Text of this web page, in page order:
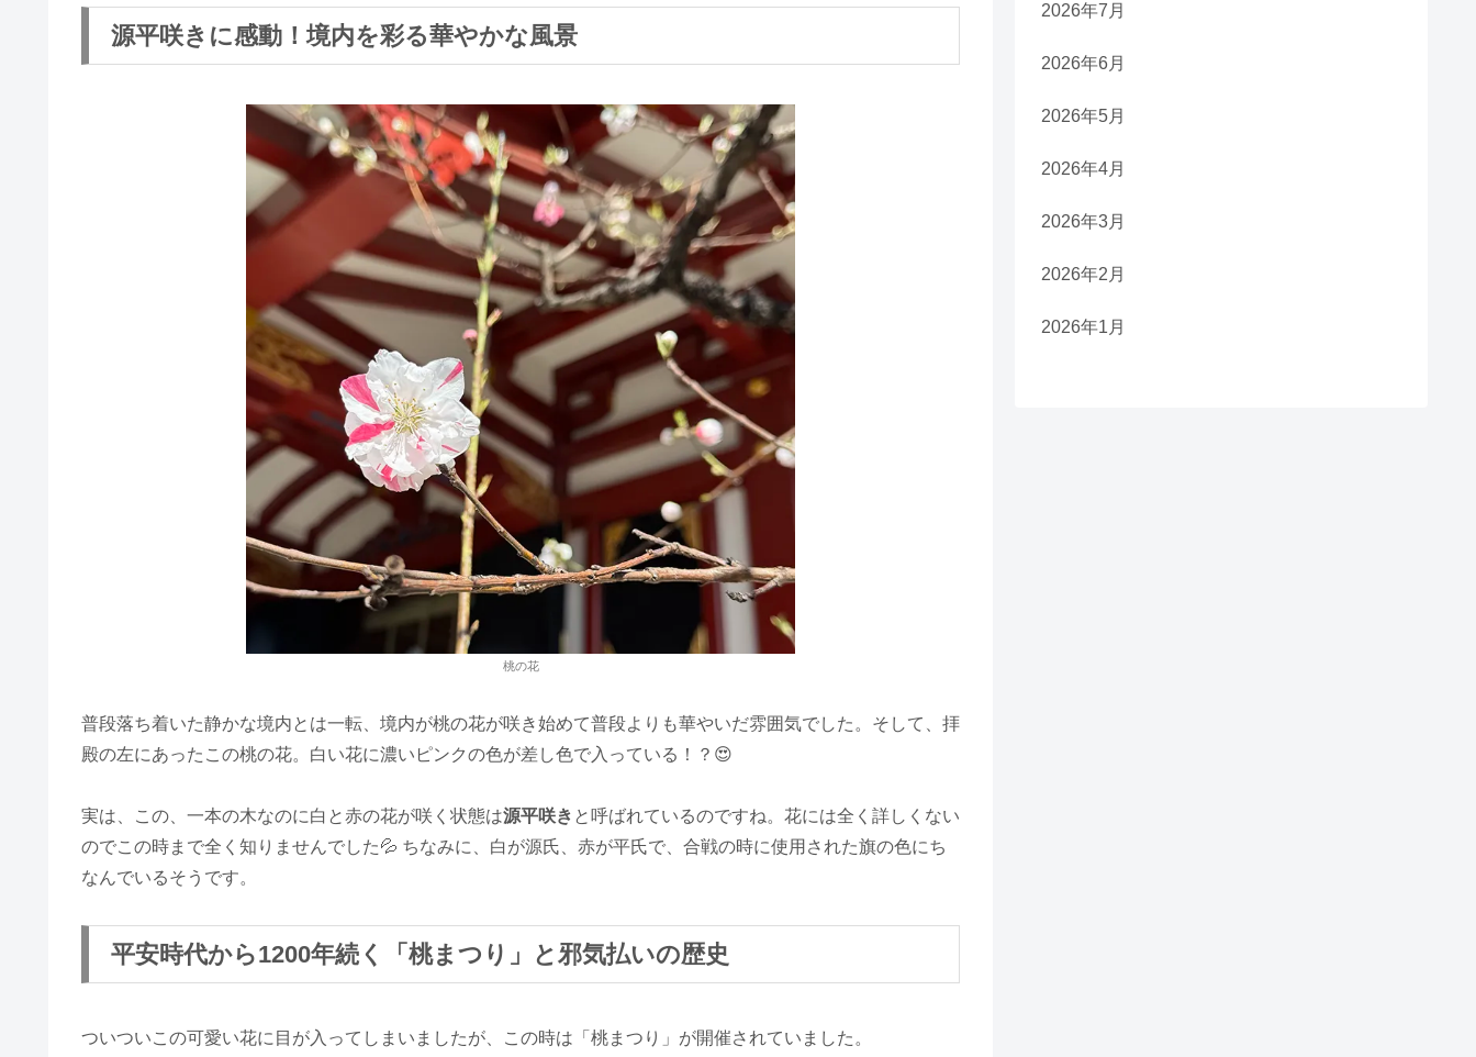
源平咲きに感動！境内を彩る華やかな風景
桃の花
普段落ち着いた静かな境内とは一転、境内が桃の花が咲き始めて普段よりも華やいだ雰囲気でした。そして、拝
殿の左にあったこの桃の花。白い花に濃いピンクの色が差し色で入っている！？😍
実は、この、一本の木なのに白と赤の花が咲く状態は源平咲き と呼ばれているのですね。花には全く詳しくない
のでこの時まで全く知りませんでした💦 ちなみに、白が源氏、赤が平氏で、合戦の時に使用された旗の色にち
なんでいるそうです。
平安時代から1200年続く「桃まつり」と邪気払いの歴史
ついついこの可愛い花に目が入ってしまいましたが、この時は「桃まつり」が開催されていました。
2026年7月
2026年6月
2026年5月
2026年4月
2026年3月
2026年2月
2026年1月